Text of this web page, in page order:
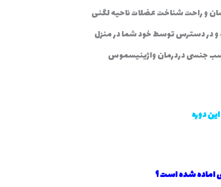
و راحت شناخت عضلات ناحیه لگنی
و در دسترس توسط خود شما در منزل
جنسی دردرمان واژینیسموس
دوره
اماده شده است ؟